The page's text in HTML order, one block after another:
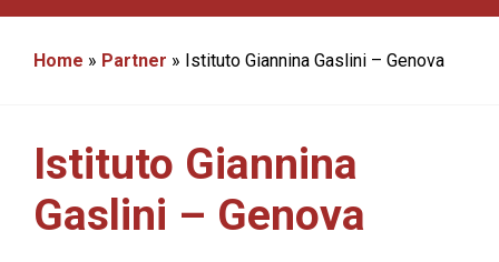
v
Home » Partner » Istituto Giannina Gaslini – Genova
Istituto Giannina
Gaslini – Genova